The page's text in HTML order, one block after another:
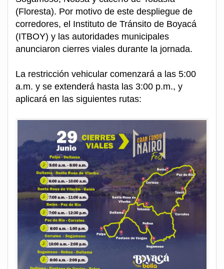
(Floresta). Por motivo de este despliegue de
corredores, el Instituto de Tránsito de Boyacá
(ITBOY) y las autoridades municipales
anunciaron cierres viales durante la jornada.
La restricción vehicular comenzará a las 5:00
a.m. y se extenderá hasta las 3:00 p.m., y
aplicará en las siguientes rutas: